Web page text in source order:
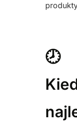
🕗